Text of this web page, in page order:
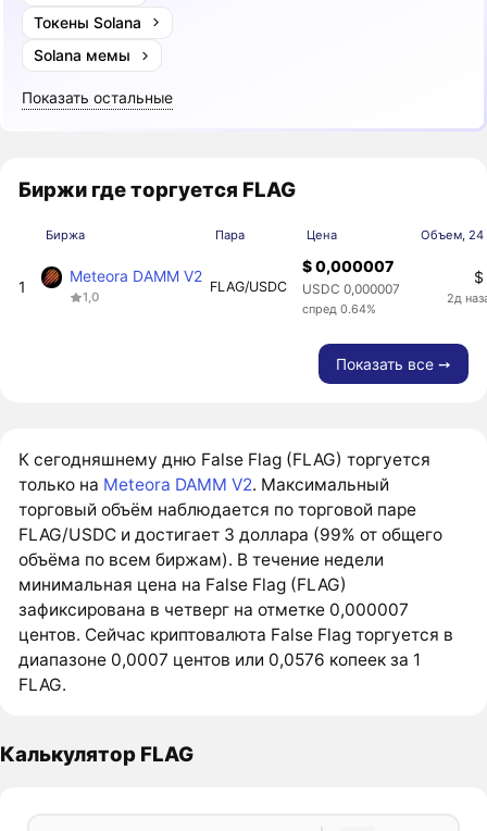
Токены Solana
Solana мемы
Показать остальные
Биржи где торгуется FLAG
Биржа Пара Цена Объем, 24
1
Meteora DAMM V2
1,0
FLAG/USDC
$ 0,000007
USDC 0,000007
спред 0.64%
2д
Показать все ➙
К сегодняшнему дню False Flag (FLAG) торгуется
только на Meteora DAMM V2. Максимальный
торговый объём наблюдается по торговой паре
FLAG/USDC и достигает 3 доллара (99% от общего
объёма по всем биржам). В течение недели
минимальная цена на False Flag (FLAG)
зафиксирована в четверг на отметке 0,000007
центов. Сейчас криптовалюта False Flag торгуется в
диапазоне 0,0007 центов или 0,0576 копеек за 1
FLAG.
Калькулятор FLAG